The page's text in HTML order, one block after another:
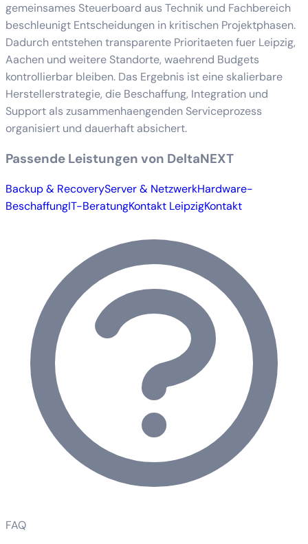
gemeinsames Steuerboard aus Technik und Fachbereich
beschleunigt Entscheidungen in kritischen Projektphasen.
Dadurch entstehen transparente Prioritaeten fuer Leipzig,
Aachen und weitere Standorte, waehrend Budgets
kontrollierbar bleiben. Das Ergebnis ist eine skalierbare
Herstellerstrategie, die Beschaffung, Integration und
Support als zusammenhaengenden Serviceprozess
organisiert und dauerhaft absichert.
Passende Leistungen von DeltaNEXT
Backup & RecoveryServer & NetzwerkHardware-
BeschaffungIT-BeratungKontakt LeipzigKontakt
FAQ